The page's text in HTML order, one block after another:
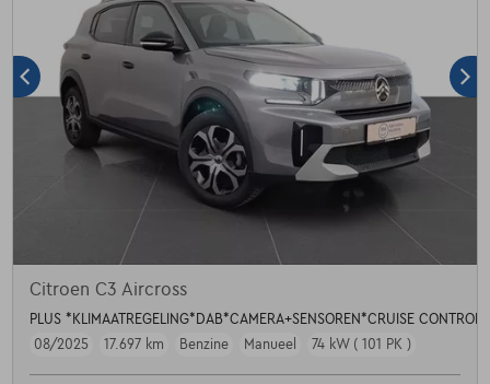
Citroen C3 Aircross
PLUS *KLIMAATREGELING*DAB*CAMERA+SENSOREN*CRUISE CONTROL*
08/2025
17.697 km Benzine Manueel 74 kW ( 101 PK )